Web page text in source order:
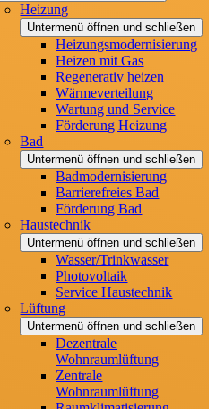
Heizung
Untermenü öffnen und schließen
Heizungsmodernisierung
Heizen mit Gas
Regenerativ heizen
Wärmeverteilung
Wartung und Service
Förderung Heizung
Bad
Untermenü öffnen und schließen
Badmodernisierung
Barrierefreies Bad
Förderung Bad
Haustechnik
Untermenü öffnen und schließen
Wasser/Trinkwasser
Photovoltaik
Service Haustechnik
Lüftung
Untermenü öffnen und schließen
Dezentrale
Wohnraumlüftung
Zentrale
Wohnraumlüftung